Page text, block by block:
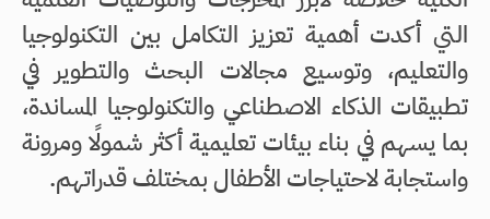
التي أكدت أهمية تعزيز التكامل بين التكنولوجيا
والتعليم، وتوسيع مجالات البحث والتطوير في
تطبيقات الذكاء الاصطناعي والتكنولوجيا المساندة،
بما يسهم في بناء بيئات تعليمية أكثر شمولًا ومرونة
واستجابة لاحتياجات الأطفال بمختلف قدراتهم.